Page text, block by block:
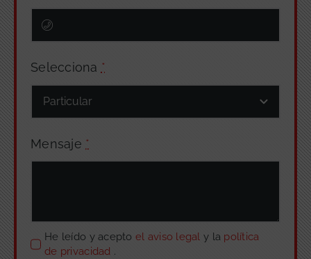
Selecciona *
Mensaje *
He leído y acepto el aviso legaly la política
de privacidad .